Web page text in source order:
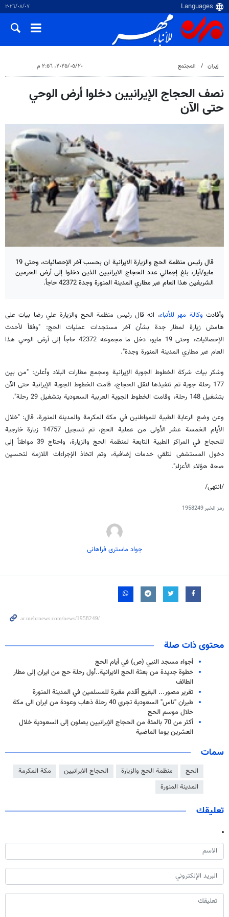
٠٧‏/٠٨‏/٢٠٢٦
إيران المجتمع ٢٠‏/٠٥‏/٢٠٢٥، ٢:٥٦ م
نصف الحجاج الإيرانيين دخلوا أرض الوحي
حتى الآن
قال رئيس منظمة الحج والزيارة الايرانية ان بحسب آخر الإحصائيات، وحتى 19
مايو/أيار، بلغ إجمالي عدد الحجاج الايرانيين الذين دخلوا إلى أرض الحرمين
الشريفين هذا العام عبر مطاري المدينة المنورة وجدة 42372 حاجاً.
وأفادت وكالة مهر للأنباء، انه قال رئيس منظمة الحج والزيارة علي رضا بيات على
هامش زيارة لمطار جدة بشأن آخر مستجدات عمليات الحج: "وفقاً لأحدث
الإحصائيات، وحتى 19 مايو، دخل ما مجموعه 42372 حاجاً إلى أرض الوحي هذا
العام عبر مطاري المدينة المنورة وجدة".
وشكر بيات شركة الخطوط الجوية الإيرانية ومجمع مطارات البلاد وأعلن: "من بين
177 رحلة جوية تم تنفيذها لنقل الحجاج، قامت الخطوط الجوية الإيرانية حتى الآن
بتشغيل 148 رحلة، وقامت الخطوط الجوية العربية السعودية بتشغيل 29 رحلة".
وعن وضع الرعاية الطبية للمواطنين في مكة المكرمة والمدينة المنورة، قال: "خلال
الأيام الخمسة عشر الأولى من عملية الحج، تم تسجيل 14757 زيارة خارجية
للحجاج في المراكز الطبية التابعة لمنظمة الحج والزيارة، واحتاج 39 مواطناً إلى
دخول المستشفى لتلقي خدمات إضافية، وتم اتخاذ الإجراءات اللازمة لتحسين
صحة هؤلاء الأعزاء".
/انتهى/
رمز الخبر1958249
جواد ماستری فراهانی
محتوى ذات صلة
أجواء مسجد النبي (ص) في أيام الحج
خطوة جديدة من بعثة الحج الايرانية..أول رحلة حج من ايران إلى مطار
الطائف
تقرير مصور... البقيع أقدم مقبرة للمسلمين في المدينة المنورة
طيران "ناس" السعودية تجري 40 رحلة ذهاب وعودة من ايران الى مكة
خلال موسم الحج
أكثر من 70 بالمئة من الحجاج الإيرانيين يصلون إلى السعودية خلال
العشرين يوما الماضية
سمات
الحج منظمة الحج والزيارة الحجاج الايرانيين
مكة المكرمة
المدينة المنورة
تعليقك